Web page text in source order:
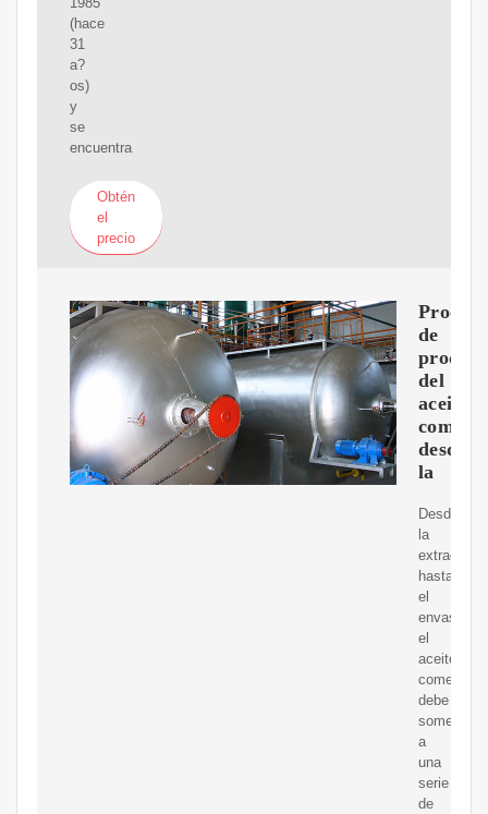
(hace
31
a?
os)
y
se
encuentra
Obtén
el
precio
Proceso
de
del
aceite
desde
la
Desde
la
extracción
hasta
el
envasado,
el
aceite
comestible
debe
someterse
a
una
serie
de